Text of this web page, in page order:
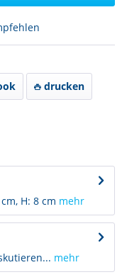
drucken
H: 8 cm mehr
mehr